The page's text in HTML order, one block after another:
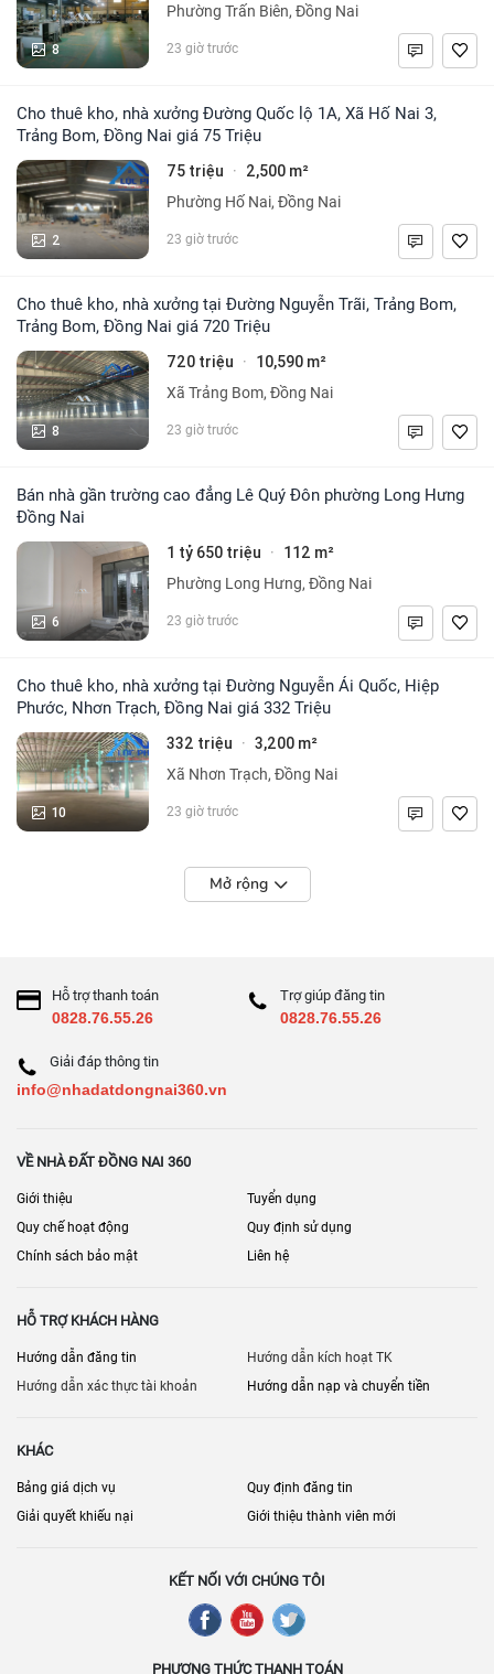
8
Phường Trấn Biên, Đồng Nai
23 giờ trước
Cho thuê kho, nhà xưởng Đường Quốc lộ 1A, Xã Hố Nai 3,
Trảng Bom, Đồng Nai giá 75 Triệu
2
75 triệu · 2,500 m²
Phường Hố Nai, Đồng Nai
23 giờ trước
Cho thuê kho, nhà xưởng tại Đường Nguyễn Trãi, Trảng Bom,
Trảng Bom, Đồng Nai giá 720 Triệu
8
720 triệu · 10,590 m²
Xã Trảng Bom, Đồng Nai
23 giờ trước
Bán nhà gần trường cao đẳng Lê Quý Đôn phường Long Hưng
Đồng Nai
6
1 tỷ 650 triệu · 112 m²
Phường Long Hưng, Đồng Nai
23 giờ trước
Cho thuê kho, nhà xưởng tại Đường Nguyễn Ái Quốc, Hiệp
Phước, Nhơn Trạch, Đồng Nai giá 332 Triệu
10
332 triệu · 3,200 m²
Xã Nhơn Trạch, Đồng Nai
23 giờ trước
Mở rộng
Hỗ trợ thanh toán
0828.76.55.26
Trợ giúp đăng tin
0828.76.55.26
Giải đáp thông tin
info@nhadatdongnai360.vn
VỀ NHÀ ĐẤT ĐỒNG NAI 360
Giới thiệu
Tuyển dụng
Quy chế hoạt động
Quy định sử dụng
Chính sách bảo mật
Liên hệ
HỖ TRỢ KHÁCH HÀNG
Hướng dẫn đăng tin
Hướng dẫn kích hoạt TK
Hướng dẫn xác thực tài khoản
Hướng dẫn nạp và chuyển tiền
KHÁC
Bảng giá dịch vụ
Quy định đăng tin
Giải quyết khiếu nại
Giới thiệu thành viên mới
KẾT NỐI VỚI CHÚNG TÔI
PHƯƠNG THỨC THANH TOÁN